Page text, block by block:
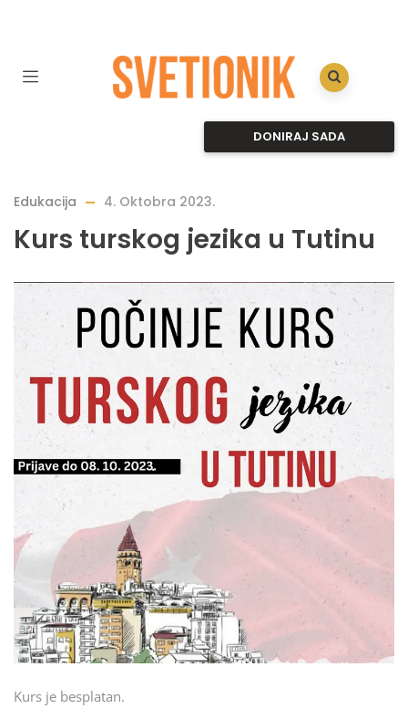
DONIRAJ SADA
Edukacija 4. Oktobra 2023.
Kurs turskog jezika u Tutinu
Kurs je besplatan.